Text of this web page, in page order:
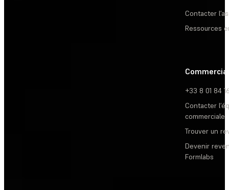
Contacter
Ressources
Commercial
+33 8 01 84
Contacter
commerciale
Trouver un
Devenir
Formlabs